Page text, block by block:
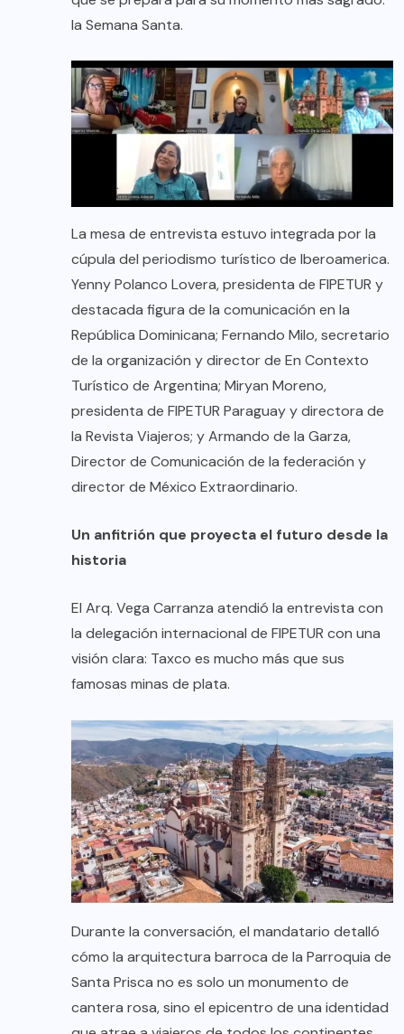
la Semana Santa.
La mesa de entrevista estuvo integrada por la
cúpula del periodismo turístico de Iberoamerica.
Yenny Polanco Lovera, presidenta de FIPETUR y
destacada figura de la comunicación en la
República Dominicana; Fernando Milo, secretario
de la organización y director de En Contexto
Turístico de Argentina; Miryan Moreno,
presidenta de FIPETUR Paraguay y directora de
la Revista Viajeros; y Armando de la Garza,
Director de Comunicación de la federación y
director de México Extraordinario.
Un anfitrión que proyecta el futuro desde la
historia
El Arq. Vega Carranza atendió la entrevista con
la delegación internacional de FIPETUR con una
visión clara: Taxco es mucho más que sus
famosas minas de plata.
Durante la conversación, el mandatario detalló
cómo la arquitectura barroca de la Parroquia de
Santa Prisca no es solo un monumento de
cantera rosa, sino el epicentro de una identidad